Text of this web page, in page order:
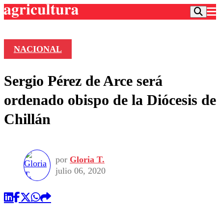
Frecuencias
Agricultura TV
Deportes
Seleccion Chilena
Torneo Internacional
Economía
Internacional
Publicaciones en medios
Opinión
NACIONAL
Sergio Pérez de Arce será
ordenado obispo de la Diócesis de
Chillán
por Gloria T.
julio 06, 2020